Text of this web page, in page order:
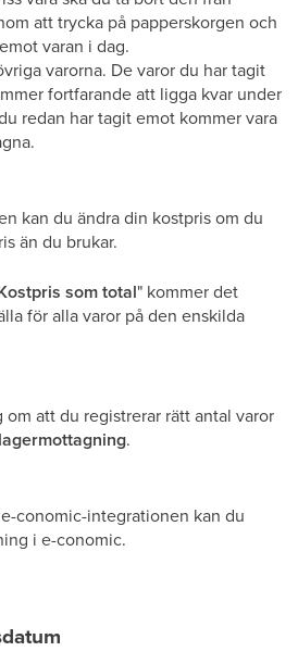
att trycka på papperskorgen och
varan i dag.
varorna. De varor du har tagit
fortfarande att ligga kvar under
redan har tagit emot kommer vara
kan du ändra din kostpris om du
än du brukar.
som total" kommer det
för alla varor på den enskilda
om att du registrerar rätt antal varor
.
conomic-integrationen kan du
i e-conomic.